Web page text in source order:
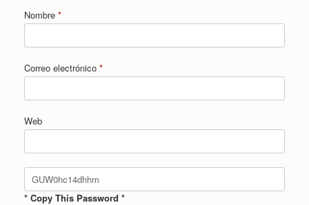
Nombre *
Correo electrónico *
Web
* Copy This Password *